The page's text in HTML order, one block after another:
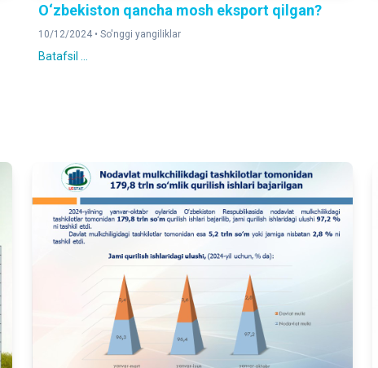
O‘zbekiston qanchа mosh eksport qilgan?
10/12/2024 • So'nggi yangiliklar
Batafsil ...